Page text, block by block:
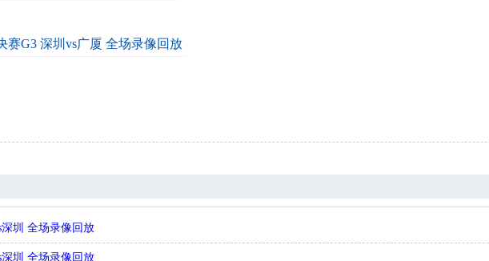
赛G3 深圳vs广厦 全场录像回放
深圳 全场录像回放
深圳 全场录像回放